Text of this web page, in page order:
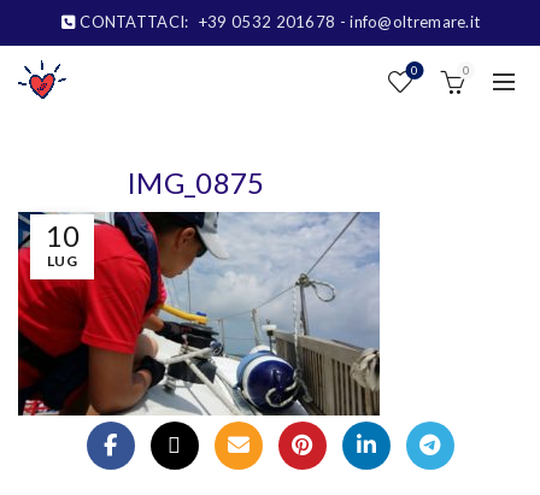
CONTATTACI: +39 0532 201678 - info@oltremare.it
0 0
10
LUG
IMG_0875